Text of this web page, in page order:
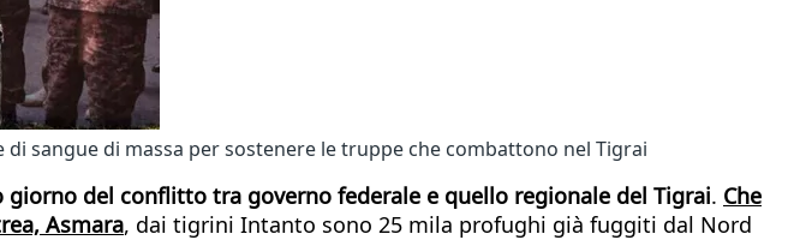
sangue di massa per sostenere le truppe che combattono nel Tigrai
del conflitto tra governo federale e quello regionale del Tigrai. Che
Asmara, dai tigrini Intanto sono 25 mila profughi già fuggiti dal Nord